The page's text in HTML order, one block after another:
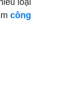
loại
công